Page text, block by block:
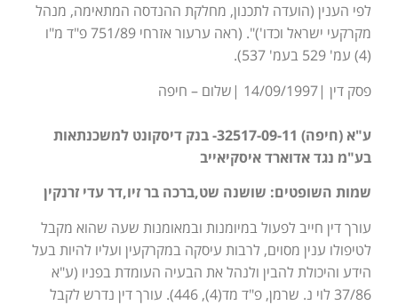
לפי הענין (הועדה לתכנון, מחלקת ההנדסה המתאימה, מנהל
מקרקעי ישראל וכדו')". (ראה ערעור אזרחי 751/89 פ"ד מ"ו
(4) עמ' 529 בעמ' 537).
פסק דין |14/09/1997 |שלום – חיפה
ע"א (חיפה) 32517-09-11- בנק דיסקונט למשכנתאות
בע"מ נגד אדוארד איסקיאייב
שמות השופטים: שושנה שט,ברכה בר זיו,דר עדי זרנקין
עורך דין חייב לפעול במיומנות ובמאומנות שעה שהוא מקבל
לטיפולו ענין מסוים, לרבות עיסקה במקרקעין ועליו להיות בעל
הידע והיכולת להבין ולנהל את הבעיה העומדת בפניו (ע"א
37/86 לוי נ. שרמן, פ"ד מד(4), 446). עורך דין נדרש לקבל